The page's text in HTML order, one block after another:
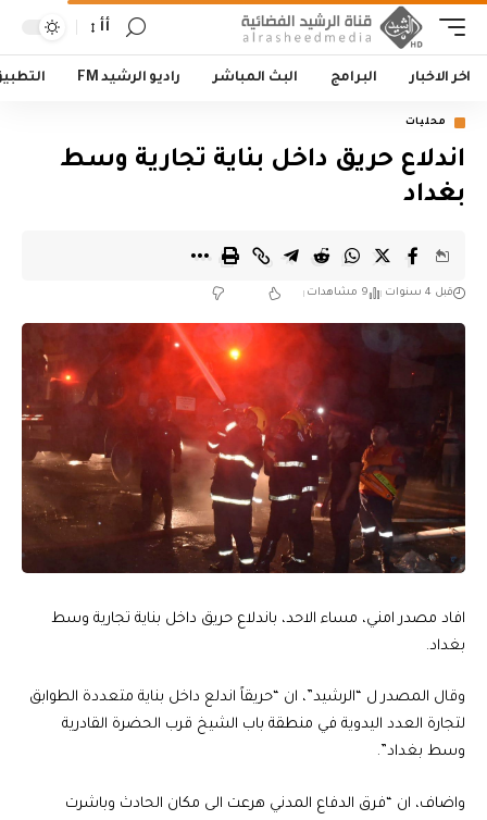
أأ
اخر الاخبار البرامج البث المباشر راديو الرشيد FM
محليات
اندلاع حريق داخل بناية تجارية وسط
بغداد
قبل 4 سنوات 9 مشاهدات
افاد مصدر امني، مساء الاحد، باندلاع حريق داخل بناية تجارية وسط
بغداد.
وقال المصدر ل “الرشيد”، ان “حريقاً اندلع داخل بناية متعددة الطوابق
لتجارة العدد اليدوية في منطقة باب الشيخ قرب الحضرة القادرية
وسط بغداد”.
واضاف، ان “فرق الدفاع المدني هرعت الى مكان الحادث وباشرت